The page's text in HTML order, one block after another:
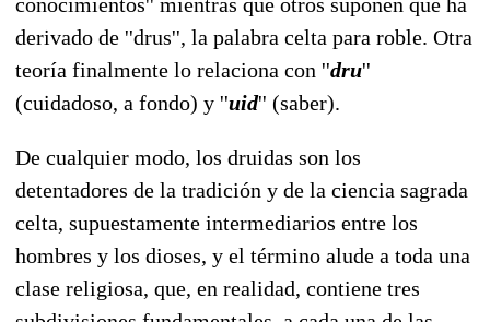
derivado de ''drus'', la palabra celta para roble. Otra
teoría finalmente lo relaciona con ''dru''
(cuidadoso, a fondo) y ''uid'' (saber).
De cualquier modo, los druidas son los
detentadores de la tradición y de la ciencia sagrada
celta, supuestamente intermediarios entre los
hombres y los dioses, y el término alude a toda una
clase religiosa, que, en realidad, contiene tres